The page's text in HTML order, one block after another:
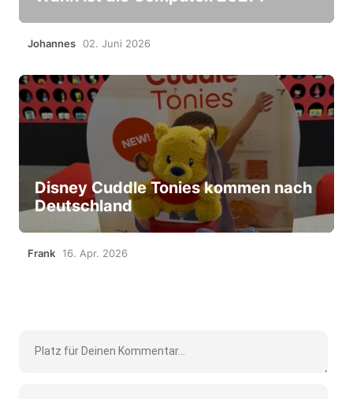
Johannes 02. Juni 2026
Disney Cuddle Tonies kommen nach
Deutschland
Frank 16. Apr. 2026